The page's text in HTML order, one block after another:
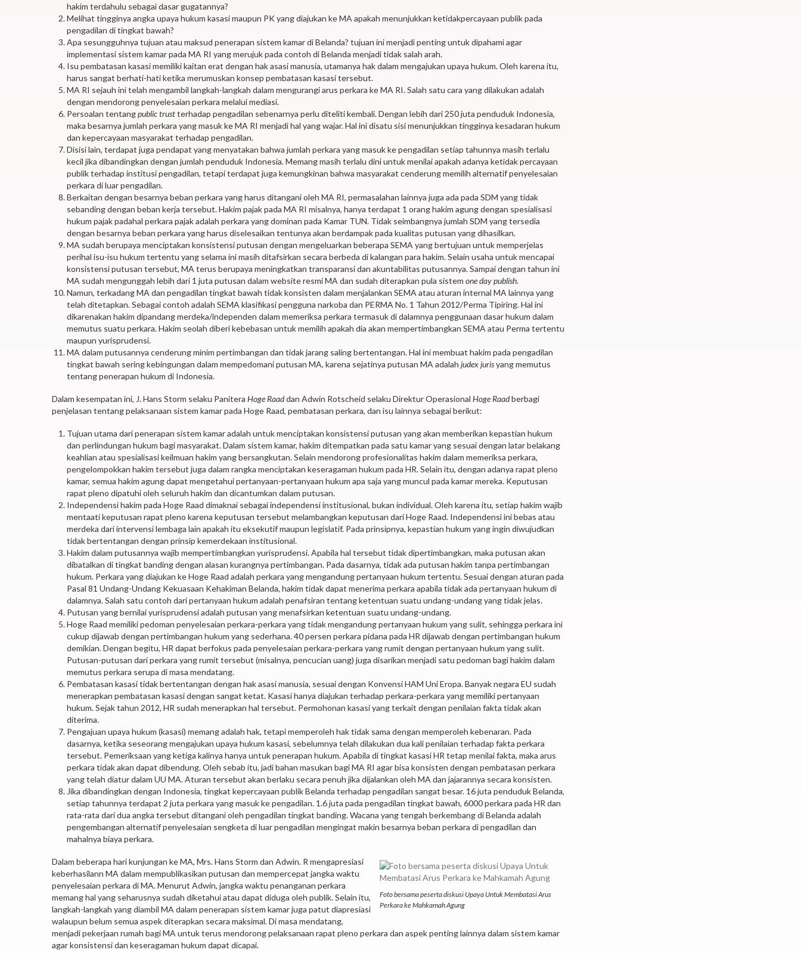
hakim terdahulu sebagai dasar gugatannya?
Melihat tingginya angka upaya hukum kasasi maupun PK yang diajukan ke MA apakah menunjukkan ketidakpercayaan publik pada
pengadilan di tingkat bawah?
Apa sesungguhnya tujuan atau maksud penerapan sistem kamar di Belanda? tujuan ini menjadi penting untuk dipahami agar
implementasi sistem kamar pada MA RI yang merujuk pada contoh di Belanda menjadi tidak salah arah.
Isu pembatasan kasasi memiliki kaitan erat dengan hak asasi manusia, utamanya hak dalam mengajukan upaya hukum. Oleh karena itu,
harus sangat berhati-hati ketika merumuskan konsep pembatasan kasasi tersebut.
MA RI sejauh ini telah mengambil langkah-langkah dalam mengurangi arus perkara ke MA RI. Salah satu cara yang dilakukan adalah
dengan mendorong penyelesaian perkara melalui mediasi.
Persoalan tentangpublic trustterhadap pengadilan sebenarnya perlu diteliti kembali. Dengan lebih dari 250 juta penduduk Indonesia,
maka besarnya jumlah perkara yang masuk ke MA RI menjadi hal yang wajar. Hal ini disatu sisi menunjukkan tingginya kesadaran hukum
dan kepercayaan masyarakat terhadap pengadilan.
Disisi lain, terdapat juga pendapat yang menyatakan bahwa jumlah perkara yang masuk ke pengadilan setiap tahunnya masih terlalu
kecil jika dibandingkan dengan jumlah penduduk Indonesia. Memang masih terlalu dini untuk menilai apakah adanya ketidak percayaan
publik terhadap institusi pengadilan, tetapi terdapat juga kemungkinan bahwa masyarakat cenderung memilih alternatif penyelesaian
perkara di luar pengadilan.
Berkaitan dengan besarnya beban perkara yang harus ditangani oleh MA RI, permasalahan lainnya juga ada pada SDM yang tidak
sebanding dengan beban kerja tersebut. Hakim pajak pada MA RI misalnya, hanya terdapat 1 orang hakim agung dengan spesialisasi
hukum pajak padahal perkara pajak adalah perkara yang dominan pada Kamar TUN. Tidak seimbangnya jumlah SDM yang tersedia
dengan besarnya beban perkara yang harus diselesaikan tentunya akan berdampak pada kualitas putusan yang dihasilkan.
MA sudah berupaya menciptakan konsistensi putusan dengan mengeluarkan beberapa SEMA yang bertujuan untuk memperjelas
perihal isu-isu hukum tertentu yang selama ini masih ditafsirkan secara berbeda di kalangan para hakim. Selain usaha untuk mencapai
konsistensi putusan tersebut, MA terus berupaya meningkatkan transparansi dan akuntabilitas putusannya. Sampai dengan tahun ini
MA sudah mengunggah lebih dari 1 juta putusan dalam website resmi MA dan sudah diterapkan pula sistem one day publish.
Namun, terkadang MA dan pengadilan tingkat bawah tidak konsisten dalam menjalankan SEMA atau aturan internal MA lainnya yang
telah ditetapkan. Sebagai contoh adalah SEMA klasifikasi pengguna narkoba dan PERMA No. 1 Tahun 2012/Perma Tipiring. Hal ini
dikarenakan hakim dipandang merdeka/independen dalam memeriksa perkara termasuk di dalamnya penggunaan dasar hukum dalam
memutus suatu perkara. Hakim seolah diberi kebebasan untuk memilih apakah dia akan mempertimbangkan SEMA atau Perma tertentu
maupun yurisprudensi.
MA dalam putusannya cenderung minim pertimbangan dan tidak jarang saling bertentangan. Hal ini membuat hakim pada pengadilan
tingkat bawah sering kebingungan dalam mempedomani putusan MA, karena sejatinya putusan MA adalah judex jurisyang memutus
tentang penerapan hukum di Indonesia.
Dalam kesempatan ini, J. Hans Storm selaku Panitera Hoge Raaddan Adwin Rotscheid selaku Direktur Operasional Hoge Raadberbagi
penjelasan tentang pelaksanaan sistem kamar pada Hoge Raad, pembatasan perkara, dan isu lainnya sebagai berikut:
Tujuan utama dari penerapan sistem kamar adalah untuk menciptakan konsistensi putusan yang akan memberikan kepastian hukum
dan perlindungan hukum bagi masyarakat. Dalam sistem kamar, hakim ditempatkan pada satu kamar yang sesuai dengan latar belakang
keahlian atau spesialisasi keilmuan hakim yang bersangkutan. Selain mendorong profesionalitas hakim dalam memeriksa perkara,
pengelompokkan hakim tersebut juga dalam rangka menciptakan keseragaman hukum pada HR. Selain itu, dengan adanya rapat pleno
kamar, semua hakim agung dapat mengetahui pertanyaan-pertanyaan hukum apa saja yang muncul pada kamar mereka. Keputusan
rapat pleno dipatuhi oleh seluruh hakim dan dicantumkan dalam putusan.
Independensi hakim pada Hoge Raad dimaknai sebagai independensi institusional, bukan individual. Oleh karena itu, setiap hakim wajib
mentaati keputusan rapat pleno karena keputusan tersebut melambangkan keputusan dari Hoge Raad. Independensi ini bebas atau
merdeka dari intervensi lembaga lain apakah itu eksekutif maupun legislatif. Pada prinsipnya, kepastian hukum yang ingin diwujudkan
tidak bertentangan dengan prinsip kemerdekaan institusional.
Hakim dalam putusannya wajib mempertimbangkan yurisprudensi. Apabila hal tersebut tidak dipertimbangkan, maka putusan akan
dibatalkan di tingkat banding dengan alasan kurangnya pertimbangan. Pada dasarnya, tidak ada putusan hakim tanpa pertimbangan
hukum. Perkara yang diajukan ke Hoge Raad adalah perkara yang mengandung pertanyaan hukum tertentu. Sesuai dengan aturan pada
Pasal 81 Undang-Undang Kekuasaan Kehakiman Belanda, hakim tidak dapat menerima perkara apabila tidak ada pertanyaan hukum di
dalamnya. Salah satu contoh dari pertanyaan hukum adalah penafsiran tentang ketentuan suatu undang-undang yang tidak jelas.
Putusan yang bernilai yurisprudensi adalah putusan yang menafsirkan ketentuan suatu undang-undang.
Hoge Raad memiliki pedoman penyelesaian perkara-perkara yang tidak mengandung pertanyaan hukum yang sulit, sehingga perkara ini
cukup dijawab dengan pertimbangan hukum yang sederhana. 40 persen perkara pidana pada HR dijawab dengan pertimbangan hukum
demikian. Dengan begitu, HR dapat berfokus pada penyelesaian perkara-perkara yang rumit dengan pertanyaan hukum yang sulit.
Putusan-putusan dari perkara yang rumit tersebut (misalnya, pencucian uang) juga disarikan menjadi satu pedoman bagi hakim dalam
memutus perkara serupa di masa mendatang.
Pembatasan kasasi tidak bertentangan dengan hak asasi manusia, sesuai dengan Konvensi HAM Uni Eropa. Banyak negara EU sudah
menerapkan pembatasan kasasi dengan sangat ketat. Kasasi hanya diajukan terhadap perkara-perkara yang memiliki pertanyaan
hukum. Sejak tahun 2012, HR sudah menerapkan hal tersebut. Permohonan kasasi yang terkait dengan penilaian fakta tidak akan
diterima.
Pengajuan upaya hukum (kasasi) memang adalah hak, tetapi memperoleh hak tidak sama dengan memperoleh kebenaran. Pada
dasarnya, ketika seseorang mengajukan upaya hukum kasasi, sebelumnya telah dilakukan dua kali penilaian terhadap fakta perkara
tersebut. Pemeriksaan yang ketiga kalinya hanya untuk penerapan hukum. Apabila di tingkat kasasi HR tetap menilai fakta, maka arus
perkara tidak akan dapat dibendung. Oleh sebab itu, jadi bahan masukan bagi MA RI agar bisa konsisten dengan pembatasan perkara
yang telah diatur dalam UU MA. Aturan tersebut akan berlaku secara penuh jika dijalankan oleh MA dan jajarannya secara konsisten.
Jika dibandingkan dengan Indonesia, tingkat kepercayaan publik Belanda terhadap pengadilan sangat besar. 16 juta penduduk Belanda,
setiap tahunnya terdapat 2 juta perkara yang masuk ke pengadilan. 1.6 juta pada pengadilan tingkat bawah, 6000 perkara pada HR dan
rata-rata dari dua angka tersebut ditangani oleh pengadilan tingkat banding. Wacana yang tengah berkembang di Belanda adalah
pengembangan alternatif penyelesaian sengketa di luar pengadilan mengingat makin besarnya beban perkara di pengadilan dan
mahalnya biaya perkara.
Foto bersama peserta diskusi Upaya Untuk Membatasi Arus
Perkara ke Mahkamah Agung
Dalam beberapa hari kunjungan ke MA, Mrs. Hans Storm dan Adwin. R mengapresiasi
keberhasilann MA dalam mempublikasikan putusan dan mempercepat jangka waktu
penyelesaian perkara di MA. Menurut Adwin, jangka waktu penanganan perkara
memang hal yang seharusnya sudah diketahui atau dapat diduga oleh publik. Selain itu,
langkah-langkah yang diambil MA dalam penerapan sistem kamar juga patut diapresiasi
walaupun belum semua aspek diterapkan secara maksimal. Di masa mendatang,
menjadi pekerjaan rumah bagi MA untuk terus mendorong pelaksanaan rapat pleno perkara dan aspek penting lainnya dalam sistem kamar
agar konsistensi dan keseragaman hukum dapat dicapai.